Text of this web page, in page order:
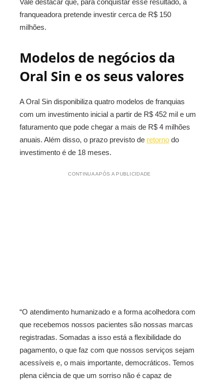
Vale destacar que, para conquistar esse resultado, a
franqueadora pretende investir cerca de R$ 150
milhões.
Modelos de negócios da
Oral Sin e os seus valores
A Oral Sin disponibiliza quatro modelos de franquias
com um investimento inicial a partir de R$ 452 mil e um
faturamento que pode chegar a mais de R$ 4 milhões
anuais. Além disso, o prazo previsto de retorno do
investimento é de 18 meses.
CONTINUA APÓS A PUBLICIDADE
“O atendimento humanizado e a forma acolhedora com
que recebemos nossos pacientes são nossas marcas
registradas. Somadas a isso está a flexibilidade do
pagamento, o que faz com que nossos serviços sejam
acessíveis e, o mais importante, democráticos. Temos
plena ciência de que um sorriso não é capaz de